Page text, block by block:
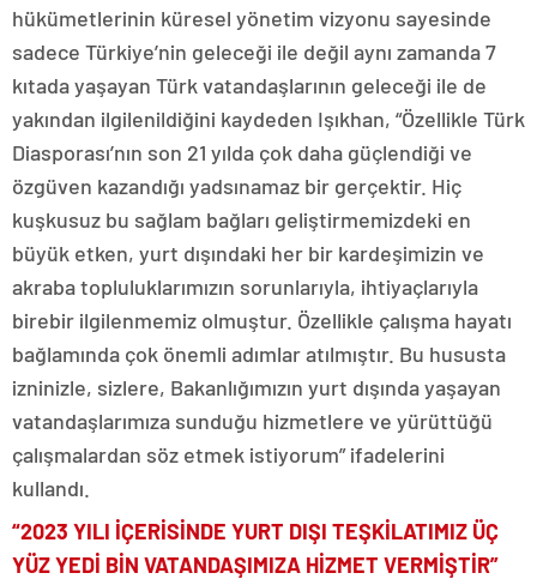
hükümetlerinin küresel yönetim vizyonu sayesinde
sadece Türkiye’nin geleceği ile değil aynı zamanda 7
kıtada yaşayan Türk vatandaşlarının geleceği ile de
yakından ilgilenildiğini kaydeden Işıkhan, “Özellikle Türk
Diasporası’nın son 21 yılda çok daha güçlendiği ve
özgüven kazandığı yadsınamaz bir gerçektir. Hiç
kuşkusuz bu sağlam bağları geliştirmemizdeki en
büyük etken, yurt dışındaki her bir kardeşimizin ve
akraba topluluklarımızın sorunlarıyla, ihtiyaçlarıyla
birebir ilgilenmemiz olmuştur. Özellikle çalışma hayatı
bağlamında çok önemli adımlar atılmıştır. Bu hususta
izninizle, sizlere, Bakanlığımızın yurt dışında yaşayan
vatandaşlarımıza sunduğu hizmetlere ve yürüttüğü
çalışmalardan söz etmek istiyorum” ifadelerini
kullandı.
“2023 YILI İÇERİSİNDE YURT DIŞI TEŞKİLATIMIZ ÜÇ
YÜZ YEDİ BİN VATANDAŞIMIZA HİZMET VERMİŞTİR”